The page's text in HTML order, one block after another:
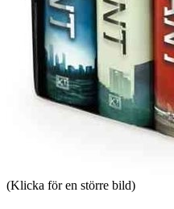
(Klicka för en större bild)